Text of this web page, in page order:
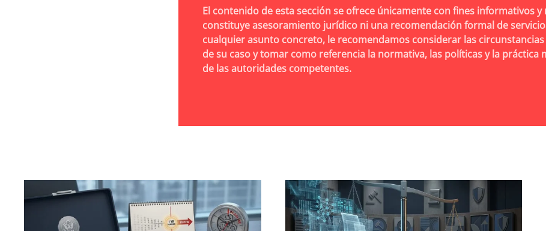
El contenido de esta sección se ofrece únicamente con fines informativos y
constituye asesoramiento jurídico ni una recomendación formal de
cualquier asunto concreto, le recomendamos considerar las circunstancias
de su caso y tomar como referencia la normativa, las políticas y la práctica
de las autoridades competentes.